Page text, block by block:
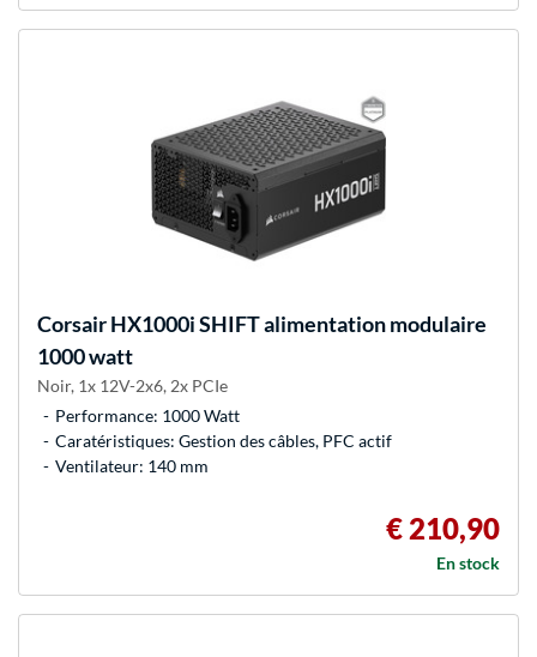
CorsairHX1000i SHIFT alimentation modulaire
1000 watt
Noir, 1x 12V-2x6, 2x PCIe
Performance: 1000 Watt
Caratéristiques: Gestion des câbles, PFC actif
Ventilateur: 140 mm
€ 210,90
En stock